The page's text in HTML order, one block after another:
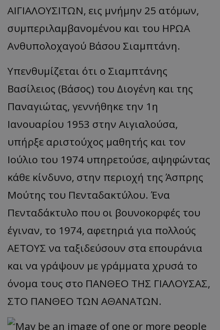
ΑΙΓΙΑΛΟΥΣΙΤΩΝ, εις μνήμην 25 ατόμων,
συμπεριλαμβανομένου και του ΗΡΩΑ
Ανθυπολοχαγού Βάσου Σιαμπτάνη.
Υπενθυμίζεται ότι ο Σιαμπτάνης
Βασίλειος (Βάσος) του Διογένη και της
Παναγιώτας, γεννήθηκε την 1η
Ιανουαρίου 1953 στην Αιγιαλούσα,
υπήρξε αριστούχος μαθητής και τον
Ιούλιο του 1974 υπηρετούσε, αψηφώντας
κάθε κίνδυνο, στην περιοχή της Άσπρης
Μούτης του Πενταδακτύλου. Ένα
Πενταδάκτυλο που οι βουνοκορφές του
έγιναν, το 1974, αφετηριά για πολλούς
ΑΕΤΟΥΣ να ταξιδεύσουν στα επουράνια
και να γράψουν με γράμματα χρυσά το
όνομα τους στο ΠΑΝΘΕΟ ΤΗΣ ΓΙΑΛΟΥΣΑΣ,
ΣΤΟ ΠΑΝΘΕΟ ΤΩΝ ΑΘΑΝΑΤΩΝ.